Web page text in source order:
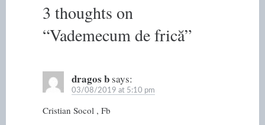
3 thoughts on
“Vademecum de frică”
dragos bsays:
03/08/2019 at 5:10 pm
Cristian Socol , Fb